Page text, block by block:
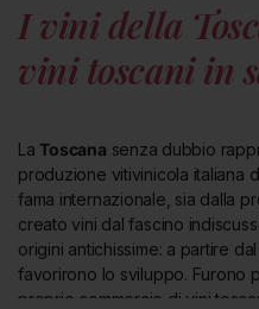
I vini della
vini toscani in
LaToscana senza dubbio
produzione vitivinicola italiana
fama internazionale, sia dalla
creato vini dal fascino
origini antichissime: a partire dal
favorirono lo sviluppo. Furono
proprio commercio di vini